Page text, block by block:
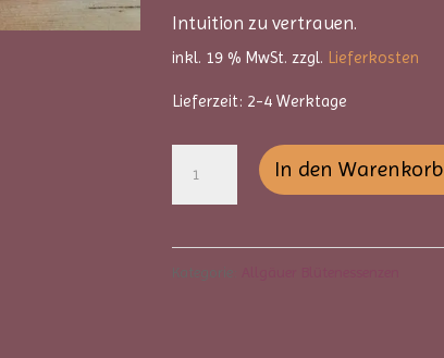
Intuition zu vertrauen.
inkl. 19 % MwSt. zzgl. Lieferkosten
Lieferzeit: 2-4 Werktage
Blütenessenzen
Frauenmantel
In den Warenkorb
Kategorie: